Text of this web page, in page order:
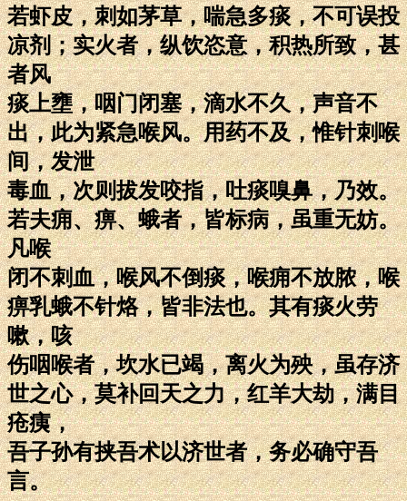
若虾皮，刺如茅草，喘急多痰，不可误投
凉剂；实火者，纵饮恣意，积热所致，甚
者风
痰上壅，咽门闭塞，滴水不久，声音不
出，此为紧急喉风。用药不及，惟针刺喉
间，发泄
毒血，次则拔发咬指，吐痰嗅鼻，乃效。
若夫痈、痹、蛾者，皆标病，虽重无妨。
凡喉
闭不刺血，喉风不倒痰，喉痈不放脓，喉
痹乳蛾不针烙，皆非法也。其有痰火劳
嗽，咳
伤咽喉者，坎水已竭，离火为殃，虽存济
世之心，莫补回天之力，红羊大劫，满目
疮痍，
吾子孙有挟吾术以济世者，务必确守吾
言。